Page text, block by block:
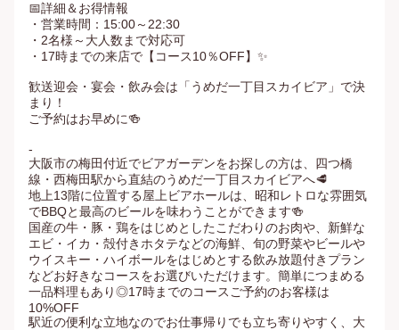
📅詳細＆お得情報
・営業時間：15:00～22:30
・2名様～大人数まで対応可
・17時までの来店で【コース10％OFF】✨
歓送迎会・宴会・飲み会は「うめだ一丁目スカイビア」で決
まり！
ご予約はお早めに🍻
-
大阪市の梅田付近でビアガーデンをお探しの方は、四つ橋
線・西梅田駅から直結のうめだ一丁目スカイビアへ🥩
地上13階に位置する屋上ビアホールは、昭和レトロな雰囲気
でBBQと最高のビールを味わうことができます🍻
国産の牛・豚・鶏をはじめとしたこだわりのお肉や、新鮮な
エビ・イカ・殻付きホタテなどの海鮮、旬の野菜やビールや
ウイスキー・ハイボールをはじめとする飲み放題付きプラン
などお好きなコースをお選びいただけます。簡単につまめる
一品料理もあり◎17時までのコースご予約のお客様は
10%OFF
駅近の便利な立地なのでお仕事帰りでも立ち寄りやすく、大